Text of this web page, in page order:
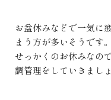
お盆休みなどで一気に
まう方が多いそうです。
せっかくのお休みなの
調管理をしていきまし